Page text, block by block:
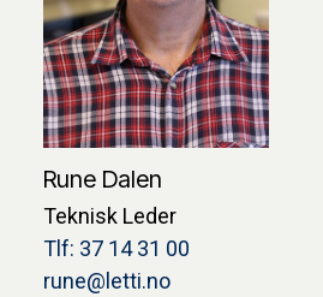
Rune Dalen
Teknisk Leder
Tlf: 37 14 31 00
rune@letti.no